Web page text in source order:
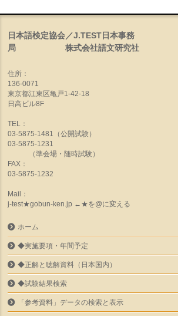
日本語検定協会／J.TEST日本事務
局 株式会社語文研究社
住所：
136-0071
東京都江東区亀戸1-42-18
日高ビル8F
TEL：
03-5875-1481（公開試験）
03-5875-1231
（準会場・随時試験）
FAX：
03-5875-1232
Mail：
j-test★gobun-ken.jp ←★を@に変える
ホーム
◆実施要項・年間予定
◆正解と聴解資料（日本国内）
◆試験結果検索
「参考資料」データの検索と表示